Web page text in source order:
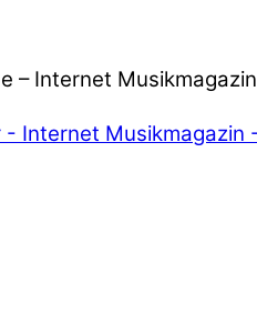
– Internet Musikmagazin